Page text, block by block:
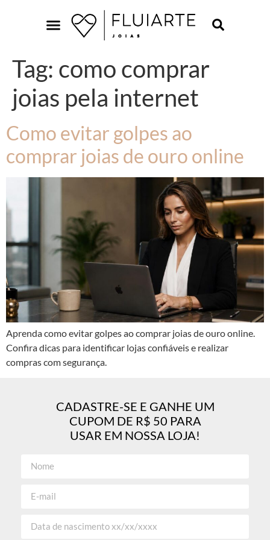
Tag: como comprar
joias pela internet
Como evitar golpes ao
comprar joias de ouro online
Aprenda como evitar golpes ao comprar joias de ouro online.
Confira dicas para identificar lojas confiáveis e realizar
compras com segurança.
CADASTRE-SE E GANHE UM
CUPOM DE R$ 50 PARA
USAR EM NOSSA LOJA!